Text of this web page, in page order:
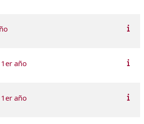
1er año
1er año